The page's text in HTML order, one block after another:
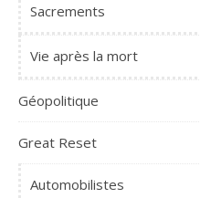
Sacrements
Vie après la mort
Géopolitique
Great Reset
Automobilistes